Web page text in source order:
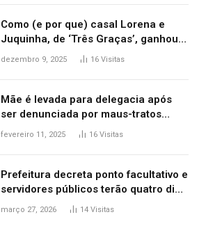
Como (e por que) casal Lorena e
Juquinha, de ‘Três Graças’, ganhou
repercussão internacional
dezembro 9, 2025 16 Visitas
Mãe é levada para delegacia após
ser denunciada por maus-tratos
contra dois filhos, diz polícia
fevereiro 11, 2025 16 Visitas
Prefeitura decreta ponto facultativo e
servidores públicos terão quatro dias
de folga na Semana Santa
março 27, 2026 14 Visitas